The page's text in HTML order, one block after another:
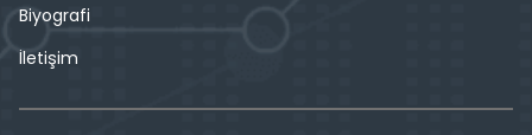
Biyografi
İletişim